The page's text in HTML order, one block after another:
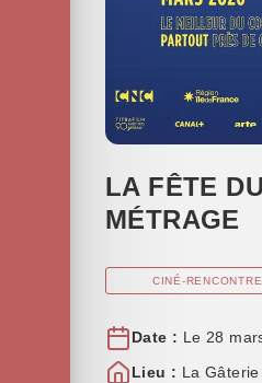
LA FÊTE
MÉTRAGE
CINÉ-RENCONTRE
Date : Le 28
Lieu : La Gâterie